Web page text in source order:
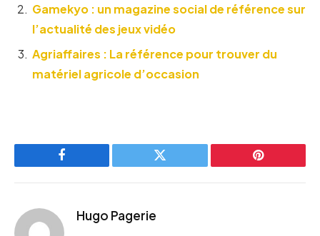
Gamekyo : un magazine social de référence sur
l’actualité des jeux vidéo
Agriaffaires : La référence pour trouver du
matériel agricole d’occasion
Facebook Twitter Pinterest
Hugo Pagerie